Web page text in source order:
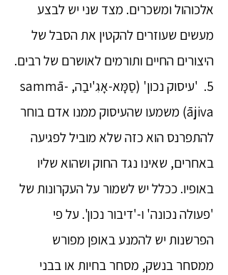
אלכוהול ומשכרים. מצד שני יש לבצע
מעשים שעוזרים להקטין את הסבל של
היצורים החיים ותורמים לאושרם של רבים.
5. 'עיסוק נכון' (סַמָּא-אָגִ'יבַה, sammā-
ājiva) משמעו שהעיסוק ממנו אדם בוחר
להתפרנס הוא כזה שלא מוביל לפגיעה
באחרים, שאינו נגד החוק ושהוא שליו
באופיו. ככלל יש לשמור על העקרונות של
'פעולה נכונה' ו-'דיבור נכון'. על פי
הפרשנות יש להמנע באופן מפורש
ממסחר בנשק, מסחר בחיות או בבני